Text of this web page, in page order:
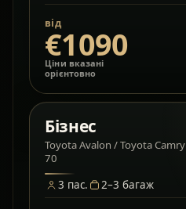
від
€1090
Ціни вказані
орієнтовно
Бізнес
Toyota Avalon / Toyota Camry
70
3 пас. 2–3 багаж